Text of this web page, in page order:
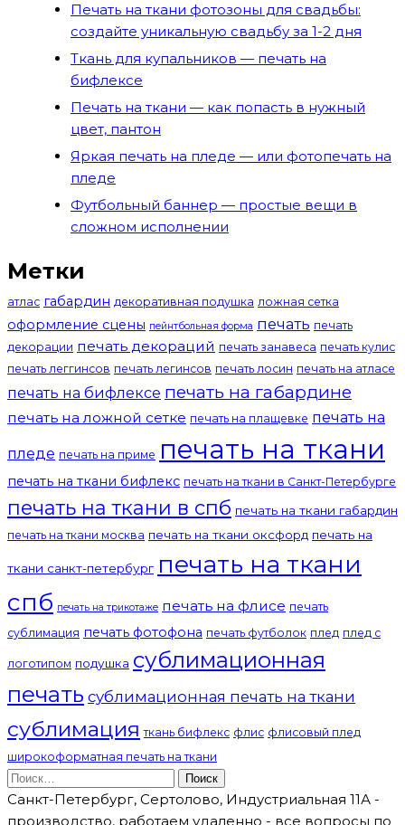
Печать на ткани фотозоны для свадьбы:
создайте уникальную свадьбу за 1-2 дня
Ткань для купальников — печать на
бифлексе
Печать на ткани — как попасть в нужный
цвет, пантон
Яркая печать на пледе — или фотопечать на
пледе
Футбольный баннер — простые вещи в
сложном исполнении
Метки
атлас габардин декоративная подушка ложная сетка
оформление сцены пейнтбольная форма печать печать
декорации печать декораций печать занавеса печать кулис
печать леггинсов печать легинсов печать лосин печать на атласе
печать на бифлексе печать на габардине
печать на ложной сетке печать на плащевке печать на
пледе печать на приме печать на ткани
печать на ткани бифлекс печать на ткани в Санкт-Петербурге
печать на ткани в спб печать на ткани габардин
печать на ткани москва печать на ткани оксфорд печать на
ткани санкт-петербург печать на ткани
спб печать на трикотаже печать на флисе печать
сублимация печать фотофона печать футболок плед плед с
логотипом подушка сублимационная
печать сублимационная печать на ткани
сублимация ткань бифлекс флис флисовый плед
широкоформатная печать на ткани
Найти:
Санкт-Петербург, Сертолово, Индустриальная 11А -
производство, работаем удаленно - все вопросы по